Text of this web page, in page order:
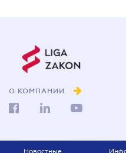
О КОМПАНИИ